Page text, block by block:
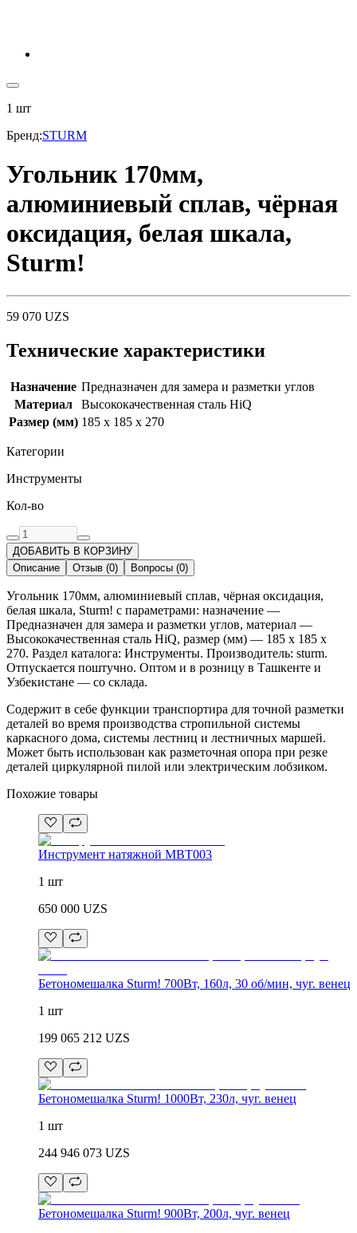
1 шт
Бренд:STURM
Угольник 170мм,
алюминиевый сплав, чёрная
оксидация, белая шкала,
Sturm!
59 070 UZS
Технические характеристики
Назначение Предназначен для замера и разметки углов
Материал
Высококачественная сталь HiQ
Размер (мм) 185 x 185 x 270
Категории
Инструменты
Кол-во
ДОБАВИТЬ В КОРЗИНУ
Описание
Отзыв (0) Вопросы (0)
Угольник 170мм, алюминиевый сплав, чёрная оксидация,
белая шкала, Sturm! с параметрами: назначение —
Предназначен для замера и разметки углов, материал —
Высококачественная сталь HiQ, размер (мм) — 185 x 185 x
270. Раздел каталога: Инструменты. Производитель: sturm.
Отпускается поштучно. Оптом и в розницу в Ташкенте и
Узбекистане — со склада.
Содержит в себе функции транспортира для точной разметки
деталей во время производства стропильной системы
каркасного дома, системы лестниц и лестничных маршей.
Может быть использован как разметочная опора при резке
деталей циркулярной пилой или электрическим лобзиком.
Похожие товары
Инструмент натяжной MBT003
1 шт
650 000 UZS
Бетономешалка Sturm! 700Вт, 160л, 30 об/мин, чуг. венец
1 шт
199 065 212 UZS
Бетономешалка Sturm! 1000Вт, 230л, чуг. венец
1 шт
244 946 073 UZS
Бетономешалка Sturm! 900Вт, 200л, чуг. венец